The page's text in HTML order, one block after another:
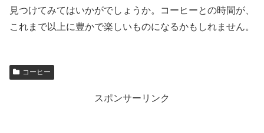
見つけてみてはいかがでしょうか。コーヒーとの時間が、
これまで以上に豊かで楽しいものになるかもしれません。
コーヒー
スポンサーリンク